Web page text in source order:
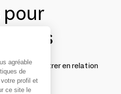
pour
et de rentrer en relation
compte.
agréable
de
profil et
ce site le